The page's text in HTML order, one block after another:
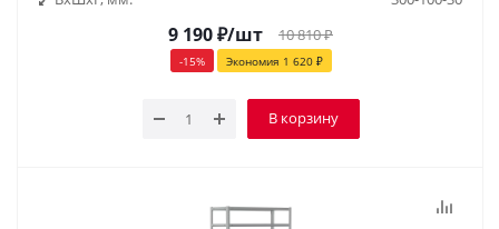
9 190₽/шт 10 810₽
-15% Экономия 1 620₽
В корзину